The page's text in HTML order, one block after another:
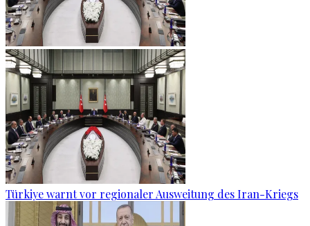
Türkiye warnt vor regionaler Ausweitung des Iran-Kriegs